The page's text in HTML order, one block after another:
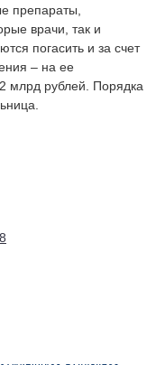
препараты,
врачи, так и
погасить и за счет
– на ее
млрд рублей. Порядка